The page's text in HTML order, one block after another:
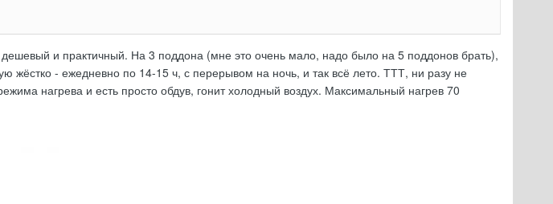
и практичный. На 3 поддона (мне это очень мало, надо было на 5 поддонов брать),
жёстко - ежедневно по 14-15 ч, с перерывом на ночь, и так всё лето. ТТТ, ни разу не
нагрева и есть просто обдув, гонит холодный воздух. Максимальный нагрев 70